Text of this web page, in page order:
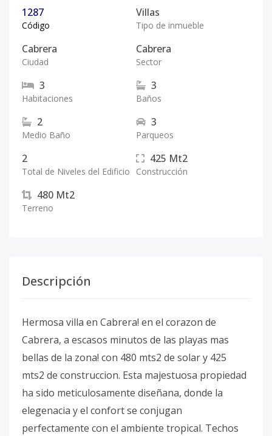
1287
Código
Villas
Tipo de inmueble
Cabrera
Ciudad
Cabrera
Sector
3
Habitaciones
3
Baños
2
Medio Baño
3
Parqueos
2
Total de Niveles del Edificio
425 Mt2
Construcción
480 Mt2
Terreno
Descripción
Hermosa villa en Cabrera! en el corazon de
Cabrera, a escasos minutos de las playas mas
bellas de la zona! con 480 mts2 de solar y 425
mts2 de construccion. Esta majestuosa propiedad
ha sido meticulosamente diseñana, donde la
elegenacia y el confort se conjugan
perfectamente con el ambiente tropical. Techos